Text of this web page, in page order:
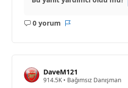
0 yorum
Açıklama
DaveM121
914.5K S• Bağımsız Danışman